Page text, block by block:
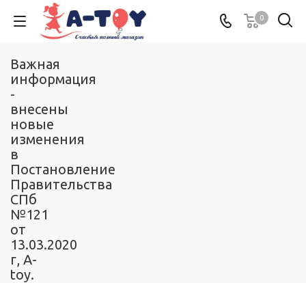
0
Важная
информация
-
внесены
новые
изменения
в
Постановление
Правительства
СПб
№121
от
13.03.2020
г, A-
toy.